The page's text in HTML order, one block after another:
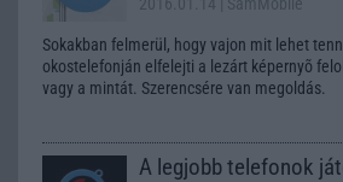
Sokakban felmerül, hogy vajon mit lehet
okostelefonján elfelejti a lezárt képernyõ
vagy a mintát. Szerencsére van megoldás.
A legjobb telefonok